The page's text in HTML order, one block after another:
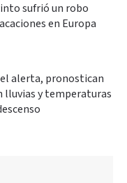
sufrió un robo
en Europa
alerta, pronostican
lluvias y temperaturas